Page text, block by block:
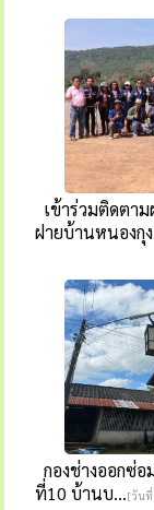
เข้าร่วมติดตาม
ฝายบ้านหนองกุ
กองช่างออกซ่
ที่10 บ้านบ...[วันที่